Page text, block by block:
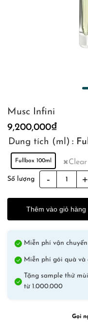
Musc Infini
9,200,000₫
Dung tích (ml) :
Fullbox 100ml Clear
Số lượng
Infini
quantity
Thêm vào giỏ hàng
Miễn phí vận
Miễn phí gói quà
Tặng sample thử
từ 1.000.000
Gọi